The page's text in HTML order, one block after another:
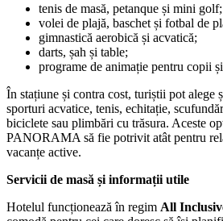
tenis de masă, petanque și mini golf;
volei de plajă, baschet și fotbal de
gimnastică aerobică și acvatică;
darts, șah și table;
programe de animație pentru copii
În stațiune și contra cost, turiștii pot alege
sporturi acvatice, tenis, echitație,
biciclete sau plimbări cu trăsura. Aceste
PANORAMA să fie potrivit atât pentru
vacanțe active.
Servicii de masă și informații utile
Hotelul funcționează în regim All